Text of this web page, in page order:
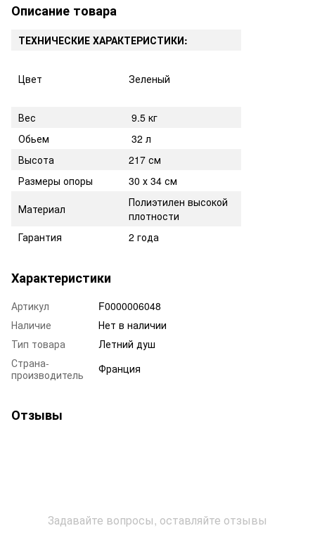
Описание товара
ТЕХНИЧЕСКИЕ ХАРАКТЕРИСТИКИ:
Цвет Зеленый
Вес
9.5 кг
Обьем
32 л
Высота
217 см
Размеры опоры
30 х 34 см
Материал
Полиэтилен высокой
плотности
Гарантия
2 года
Характеристики
Артикул
F0000006048
Наличие
Нет в наличии
Тип товара
Летний душ
Страна-
производитель
Франция
Отзывы
Задавайте вопросы, оставляйте отзывы